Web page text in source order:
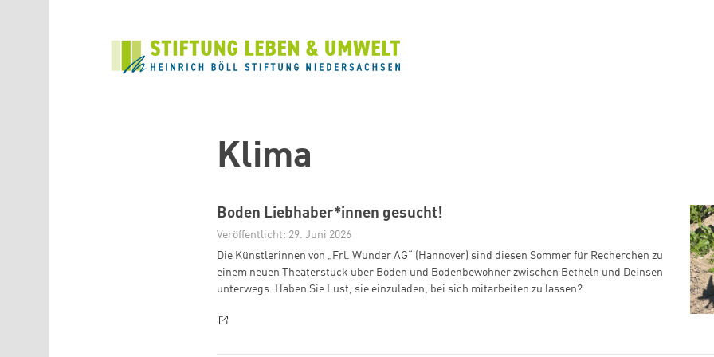
Klima
Boden Liebhaber*innen gesucht!
Veröffentlicht: 29. Juni 2026
Die Künstlerinnen von „Frl. Wunder AG“ (Hannover) sind diesen Sommer für Recherchen zu
einem neuen Theaterstück über Boden und Bodenbewohner zwischen Betheln und Deinsen
unterwegs. Haben Sie Lust, sie einzuladen, bei sich mitarbeiten zu lassen?